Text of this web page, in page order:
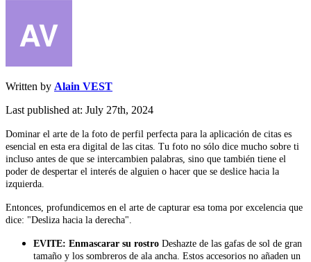
Written by Alain VEST
Last published at: July 27th, 2024
Dominar el arte de la foto de perfil perfecta para la aplicación de citas es
esencial en esta era digital de las citas. Tu foto no sólo dice mucho sobre ti
incluso antes de que se intercambien palabras, sino que también tiene el
poder de despertar el interés de alguien o hacer que se deslice hacia la
izquierda.
Entonces, profundicemos en el arte de capturar esa toma por excelencia que
dice: "Desliza hacia la derecha".
EVITE: Enmascarar su rostro Deshazte de las gafas de sol de gran
tamaño y los sombreros de ala ancha. Estos accesorios no añaden un